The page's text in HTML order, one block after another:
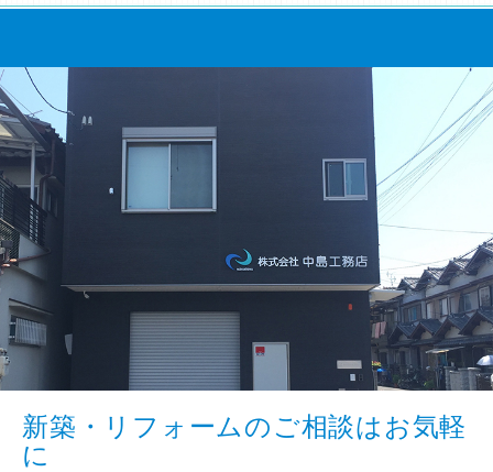
新築・リフォームのご相談はお気軽
に